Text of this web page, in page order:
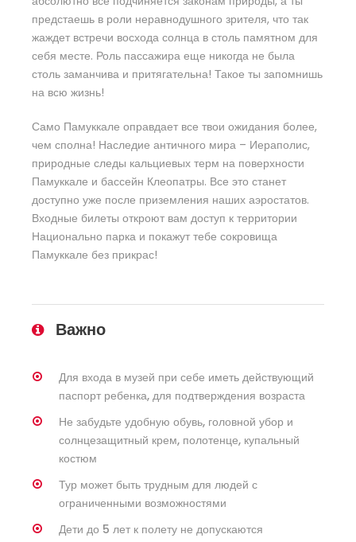
предстаешь в роли неравнодушного зрителя, что так
жаждет встречи восхода солнца в столь памятном для
себя месте. Роль пассажира еще никогда не была
столь заманчива и притягательна! Такое ты запомнишь
на всю жизнь!
Само Памуккале оправдает все твои ожидания более,
чем сполна! Наследие античного мира – Иераполис,
природные следы кальциевых терм на поверхности
Памуккале и бассейн Клеопатры. Все это станет
доступно уже после приземления наших аэростатов.
Входные билеты откроют вам доступ к территории
Национально парка и покажут тебе сокровища
Памуккале без прикрас!
Важно
Для входа в музей при себе иметь действующий
паспорт ребенка, для подтверждения возраста
Не забудьте удобную обувь, головной убор и
солнцезащитный крем, полотенце, купальный
костюм
Тур может быть трудным для людей с
ограниченными возможностями
Дети до 5 лет к полету не допускаются